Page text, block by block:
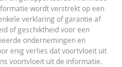
wordt verstrekt op een
verklaring of garantie af
of geschiktheid voor een
ondernemingen en
enig verlies dat voortvloeit uit
voortvloeit uit de informatie.